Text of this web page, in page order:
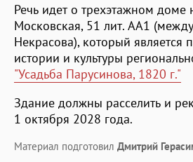
Речь идет о трехэтажном доме
Московская, 51 лит. АА1
Некрасова), который является
истории и культуры
"Усадьба Парусинова, 1820 г."
Здание должны расселить и
1 октября 2028 года.
Материал подготовил Дмитрий